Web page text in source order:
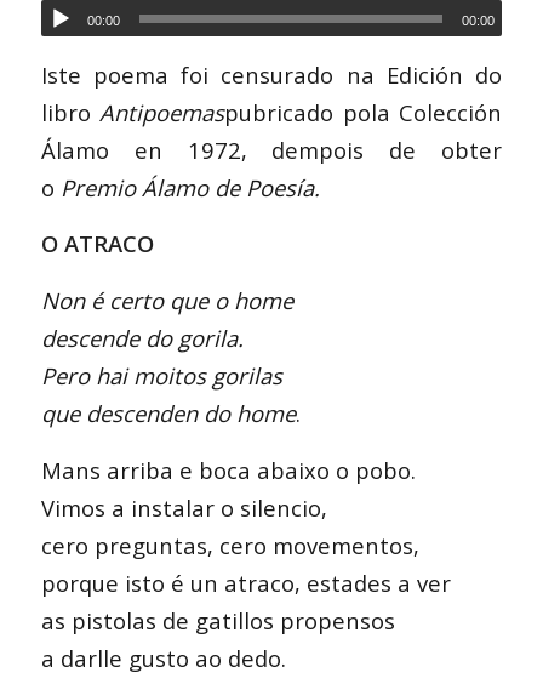
00:00 00:00
Iste poema foi censurado na Edición do
libroAntipoemaspubricado pola Colección
Álamo en 1972, dempois de obter
o Premio Álamo de Poesía.
O ATRACO
Non é certo que o home
descende do gorila.
Pero hai moitos gorilas
que descenden do home.
Mans arriba e boca abaixo o pobo.
Vimos a instalar o silencio,
cero preguntas, cero movementos,
porque isto é un atraco, estades a ver
as pistolas de gatillos propensos
a darlle gusto ao dedo.